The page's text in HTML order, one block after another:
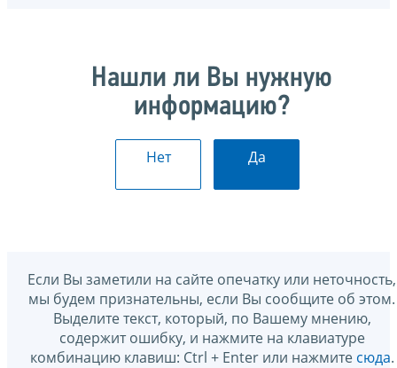
Нашли ли Вы нужную
информацию?
Нет Да
Если Вы заметили на сайте опечатку или неточность,
мы будем признательны, если Вы сообщите об этом.
Выделите текст, который, по Вашему мнению,
содержит ошибку, и нажмите на клавиатуре
комбинацию клавиш: Ctrl + Enter или нажмите сюда.